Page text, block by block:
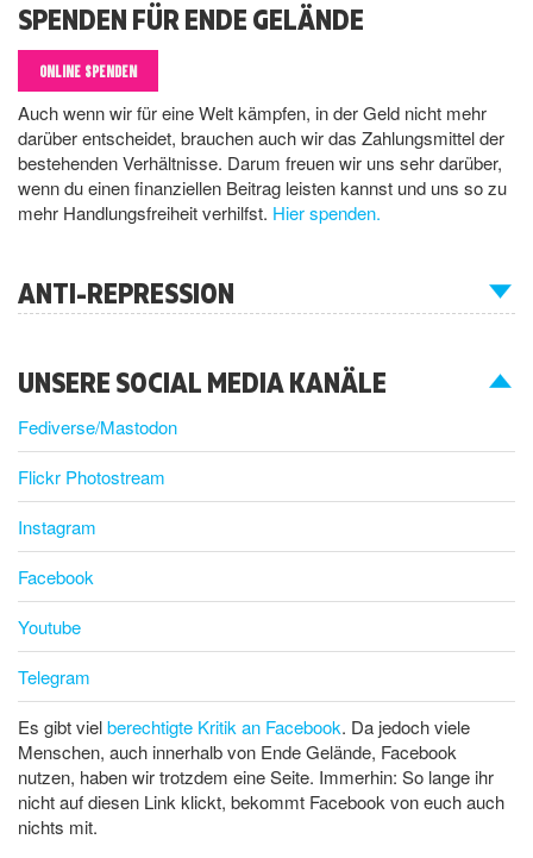
SPENDEN FÜR ENDE GELÄNDE
ONLINE SPENDEN
Auch wenn wir für eine Welt kämpfen, in der Geld nicht mehr
darüber entscheidet, brauchen auch wir das Zahlungsmittel der
bestehenden Verhältnisse. Darum freuen wir uns sehr darüber,
wenn du einen finanziellen Beitrag leisten kannst und uns so zu
mehr Handlungsfreiheit verhilfst. Hier spenden.
ANTI-REPRESSION
UNSERE SOCIAL MEDIA KANÄLE
Fediverse/Mastodon
Flickr Photostream
Instagram
Facebook
Youtube
Telegram
Es gibt vielberechtigte Kritik an Facebook. Da jedoch viele
Menschen, auch innerhalb von Ende Gelände, Facebook
nutzen, haben wir trotzdem eine Seite. Immerhin: So lange ihr
nicht auf diesen Link klickt, bekommt Facebook von euch auch
nichts mit.